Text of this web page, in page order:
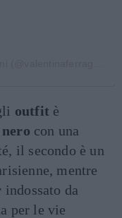
outfit è
con una
il secondo è un
mentre
indossato da
per le vie